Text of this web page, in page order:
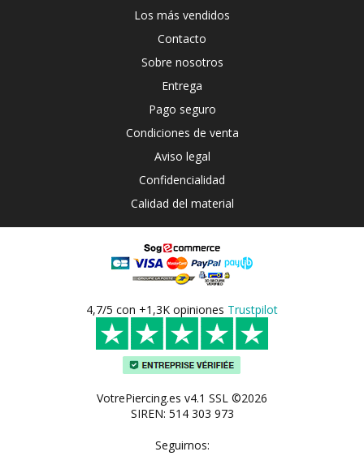
Los más vendidos
Contacto
Sobre nosotros
Entrega
Pago seguro
Condiciones de venta
Aviso legal
Confidencialidad
Calidad del material
4,7/5 con +1,3K opiniones Trustpilot
VotrePiercing.es v4.1 SSL ©2026
SIREN: 514 303 973
Seguirnos: